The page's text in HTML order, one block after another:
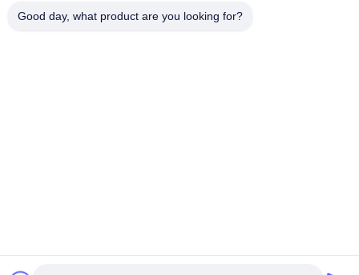
Good day, what product are you looking for?